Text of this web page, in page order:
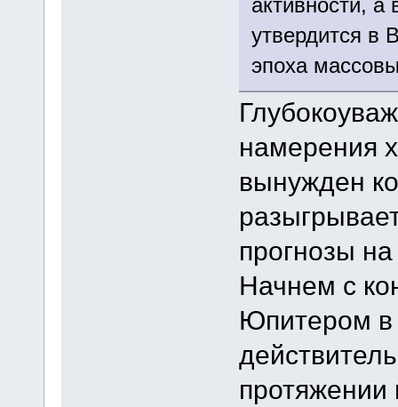
утвердится в
эпоха
намерения
вынужден
прогнозы
Начнем с
Юпитером в
протяжении